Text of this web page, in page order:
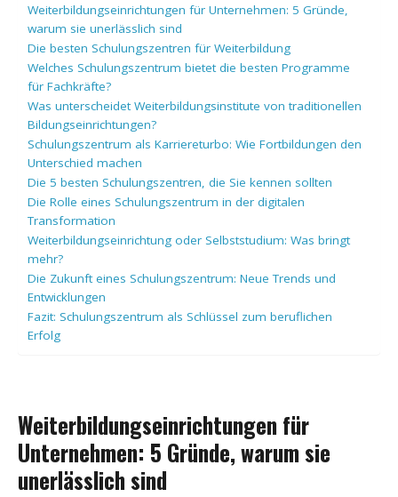
Weiterbildungseinrichtungen für Unternehmen: 5 Gründe,
warum sie unerlässlich sind
Die besten Schulungszentren für Weiterbildung
Welches Schulungszentrum bietet die besten Programme
für Fachkräfte?
Was unterscheidet Weiterbildungsinstitute von traditionellen
Bildungseinrichtungen?
Schulungszentrum als Karriereturbo: Wie Fortbildungen den
Unterschied machen
Die 5 besten Schulungszentren, die Sie kennen sollten
Die Rolle eines Schulungszentrum in der digitalen
Transformation
Weiterbildungseinrichtung oder Selbststudium: Was bringt
mehr?
Die Zukunft eines Schulungszentrum: Neue Trends und
Entwicklungen
Fazit: Schulungszentrum als Schlüssel zum beruflichen
Erfolg
Weiterbildungseinrichtungen für
Unternehmen: 5 Gründe, warum sie
unerlässlich sind